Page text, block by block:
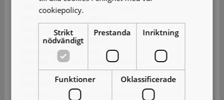
Miami, Key West & Bahamaskryssning!
Orlando & Karibienkryssning!
Semesterhus i Kissimmee, Florida!
Den fantastiska musikresan!
Musikresan inkl sol & bad!
Memphis, Nashville & Smoky Mountains!
Atlanta, Nashville & Smoky Mountains!
Kalifornien Highway 1!
Las Vegas, Los Angeles & Mexicokryssning!
cookiepolicy.
Strikt
nödvändigt
Prestanda Inriktning
Funktioner Oklassificerade